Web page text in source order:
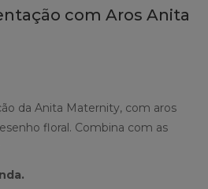
com Aros Anita
da Anita Maternity, com aros
floral. Combina com as